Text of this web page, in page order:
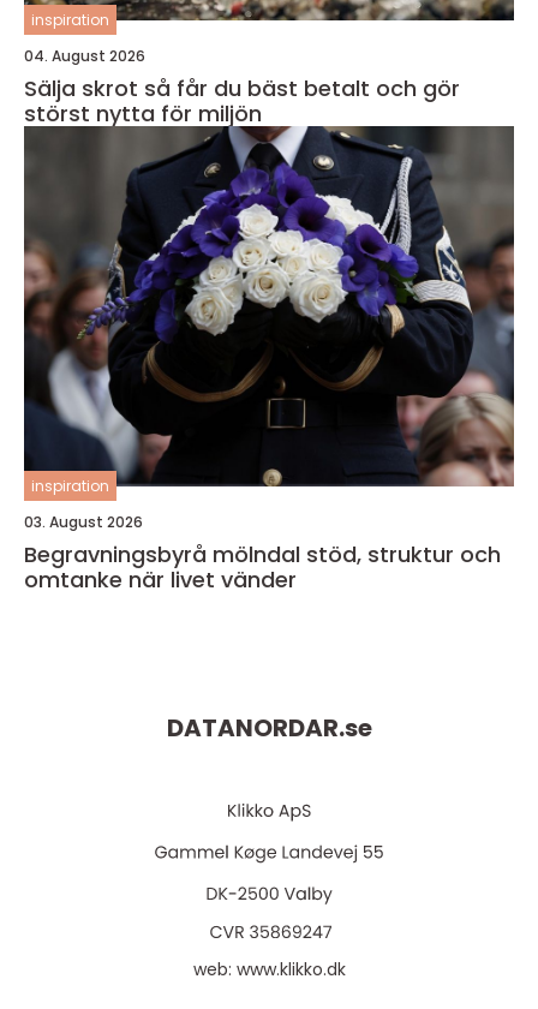
inspiration
04. August 2026
Sälja skrot så får du bäst betalt och gör
störst nytta för miljön
inspiration
03. August 2026
Begravningsbyrå mölndal stöd, struktur och
omtanke när livet vänder
DATANORDAR.se
web: www.klikko.dk